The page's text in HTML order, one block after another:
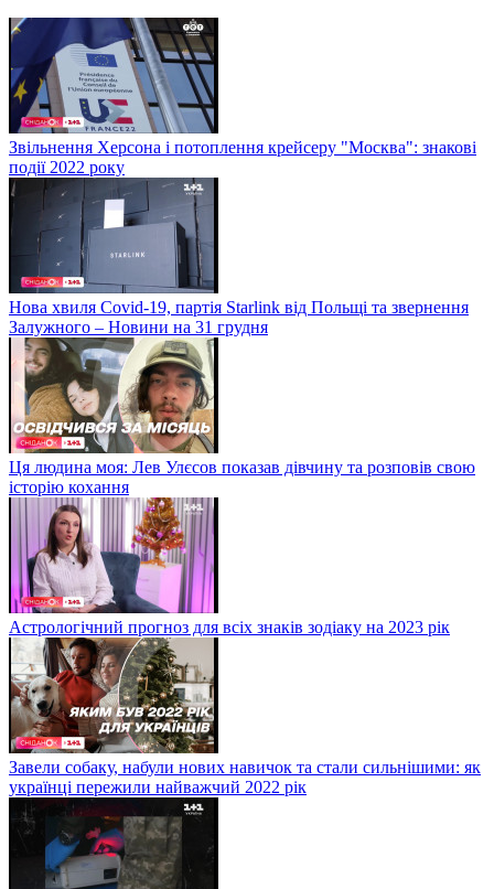
Звільнення Херсона і потоплення крейсеру "Москва": знакові
події 2022 року
Нова хвиля Covid-19, партія Starlink від Польщі та звернення
Залужного – Новини на 31 грудня
Ця людина моя: Лев Улєсов показав дівчину та розповів свою
історію кохання
Астрологічний прогноз для всіх знаків зодіаку на 2023 рік
Завели собаку, набули нових навичок та стали сильнішими: як
українці пережили найважчий 2022 рік